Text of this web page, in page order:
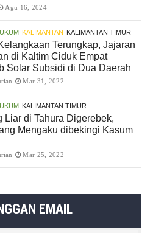
Agu 16, 2024
KALIMANTAN KALIMANTAN TIMUR
Terungkap, Jajaran
di Kaltim Ciduk Empat
Solar Subsidi di Dua Daerah
Mar 31, 2022
KALIMANTAN TIMUR
Liar di Tahura Digerebek,
Mengaku dibekingi Kasum
Mar 25, 2022
EMAIL